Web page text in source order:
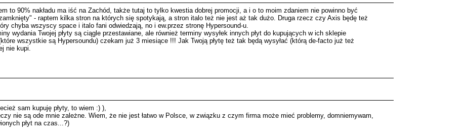
to 90% nakładu ma iść na Zachód, także tutaj to tylko kwestia dobrej promocji, a i o to moim zdaniem nie powinno być
- raptem kilka stron na których się spotykają, a stron italo też nie jest aż tak dużo. Druga rzecz czy Axis będę też
chyba wszyscy space i italo fani odwiedzają, no i ew.przez stronę Hypersound-u.
wydania Twojej płyty są ciągle przestawiane, ale również terminy wysyłek innych płyt do kupujących w ich sklepie
wszystkie są Hypersoundu) czekam już 3 miesiące !!! Jak Twoją płytę też tak będą wysyłać (którą de-facto już też
nie kupi.
sam kupuję płyty, to wiem :) ),
nie są ode mnie zależne. Wiem, że nie jest łatwo w Polsce, w związku z czym firma może mieć problemy, domniemywam,
płyt na czas...?)